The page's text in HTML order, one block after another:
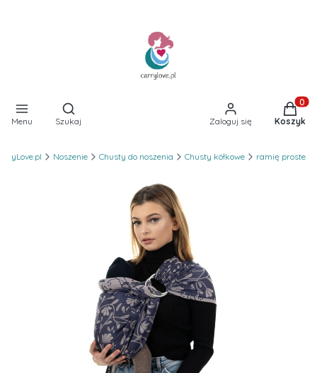
Menu
Otwórz wyszukiwarkę
Szukaj Zaloguj się Koszyk
Noszenie Chusty do noszenia Chusty kółkowe ramię proste